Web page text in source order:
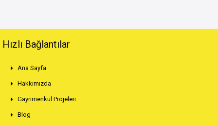
Hızlı Bağlantılar
Ana Sayfa
Hakkımızda
Gayrimenkul Projeleri
Blog